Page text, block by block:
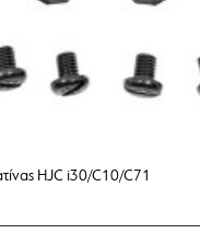
HJC i30/C10/C71